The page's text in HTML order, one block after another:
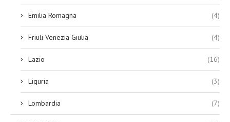
Emilia Romagna (4)
Friuli Venezia Giulia (4)
Lazio (16)
Liguria (3)
Lombardia (7)